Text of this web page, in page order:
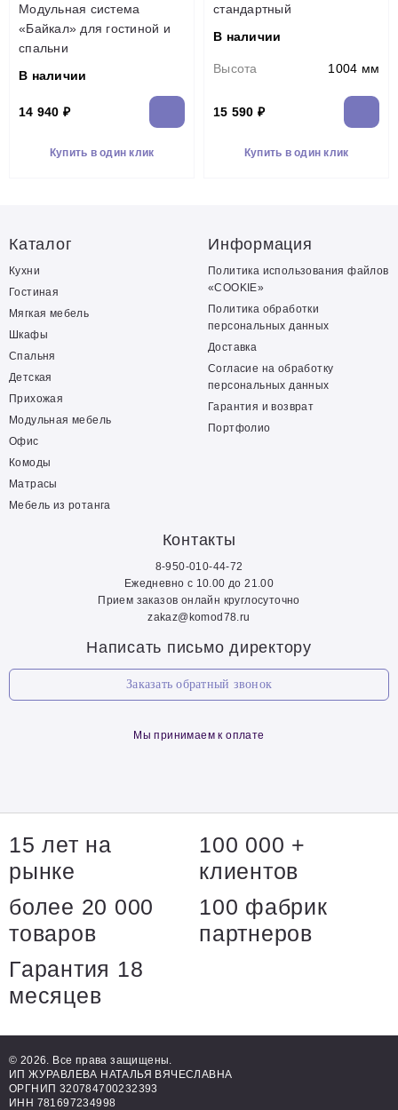
Модульная система
«Байкал» для гостиной и
спальни
В наличии
14 940 ₽
Купить в один клик
стандартный
В наличии
Высота 1004 мм
15 590 ₽
Купить в один клик
Каталог
Кухни
Гостиная
Мягкая мебель
Шкафы
Спальня
Детская
Прихожая
Модульная мебель
Офис
Комоды
Матрасы
Мебель из ротанга
Информация
Политика использования файлов
«COOKIE»
Политика обработки
персональных данных
Доставка
Согласие на обработку
персональных данных
Гарантия и возврат
Портфолио
Контакты
8-950-010-44-72
Ежедневно с 10.00 до 21.00
Прием заказов онлайн круглосуточно
zakaz@komod78.ru
Написать письмо директору
Заказать обратный звонок
Мы принимаем к оплате
15 лет на
рынке
100 000 +
клиентов
более 20 000
товаров
100 фабрик
партнеров
Гарантия 18
месяцев
© 2026. Все права защищены.
ИП ЖУРАВЛЕВА НАТАЛЬЯ ВЯЧЕСЛАВНА
ОРГНИП 320784700232393
ИНН 781697234998